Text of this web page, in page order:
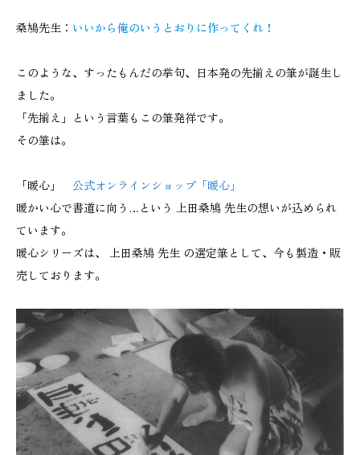
桑鳩先生： いいから俺のいうとおりに作ってくれ！
このような、すったもんだの挙句、日本発の先揃えの筆が誕生し
ました。
「先揃え」という言葉もこの筆発祥です。
その筆は。
「暖心」 公式オンラインショップ「暖心」
暖かい心で書道に向う…という 上田桑鳩 先生の想いが込められ
ています。
暖心シリーズは、 上田桑鳩 先生 の選定筆として、今も製造・販
売しております。